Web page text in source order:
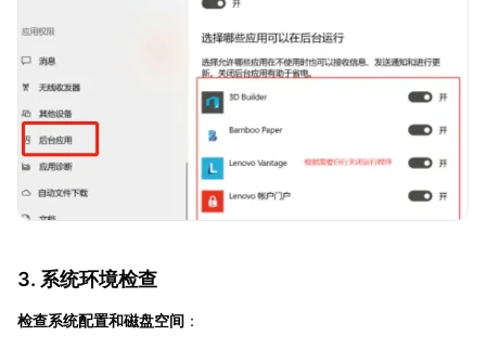
3. 系统环境检查
检查系统配置和磁盘空间 ：